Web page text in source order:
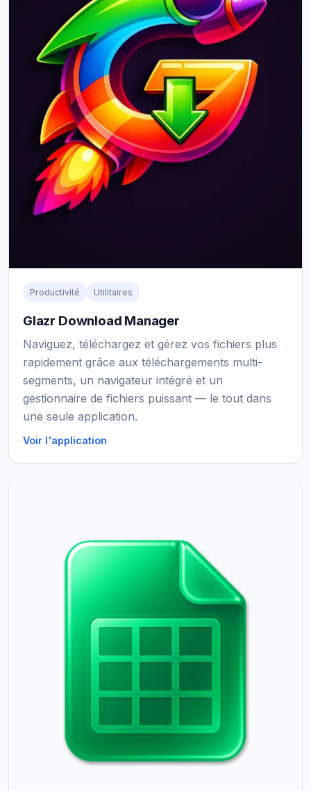
Productivité Utilitaires
Glazr Download Manager
Naviguez, téléchargez et gérez vos fichiers plus
rapidement grâce aux téléchargements multi-
segments, un navigateur intégré et un
gestionnaire de fichiers puissant — le tout dans
une seule application.
Voir l'application